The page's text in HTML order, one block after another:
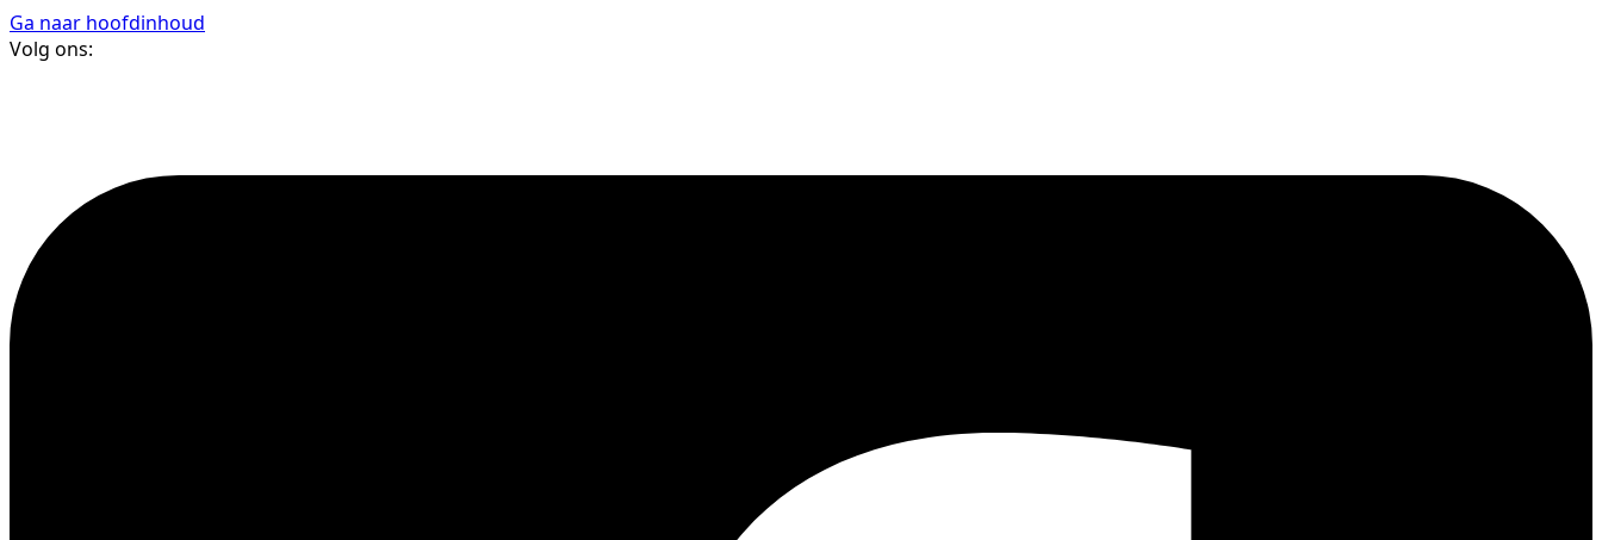
Ga naar hoofdinhoud
Volg ons: